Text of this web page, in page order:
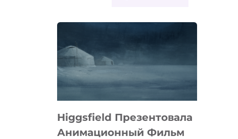
Higgsfield Презентовала
Анимационный Фильм